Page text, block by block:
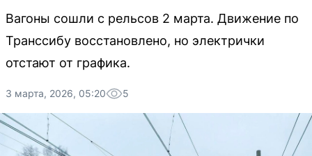
Вагоны сошли с рельсов 2 марта. Движение по
Транссибу восстановлено, но электрички
отстают от графика.
3 марта, 2026, 05:20 5